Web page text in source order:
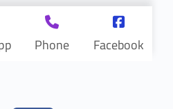
Facebook
Phone